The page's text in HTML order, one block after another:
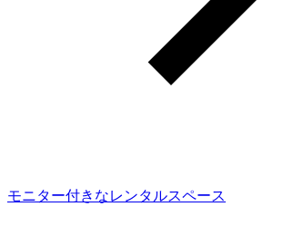
モニター付きなレンタルスペース